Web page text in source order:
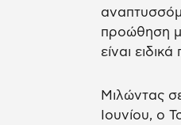
προώθηση
είναι
Μιλώντας
Ιουνίου, ο